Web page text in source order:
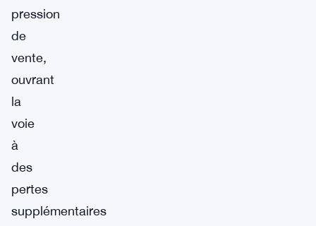
pression
de
vente,
ouvrant
la
voie
à
des
pertes
supplémentaires